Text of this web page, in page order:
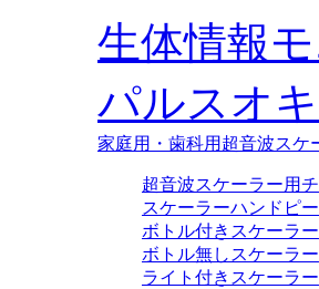
生体情報
パルスオ
家庭用・歯科用超音波スケ
超音波スケーラー用
スケーラーハンドピ
ボトル付きスケーラー
ボトル無しスケーラー
ライト付きスケーラー